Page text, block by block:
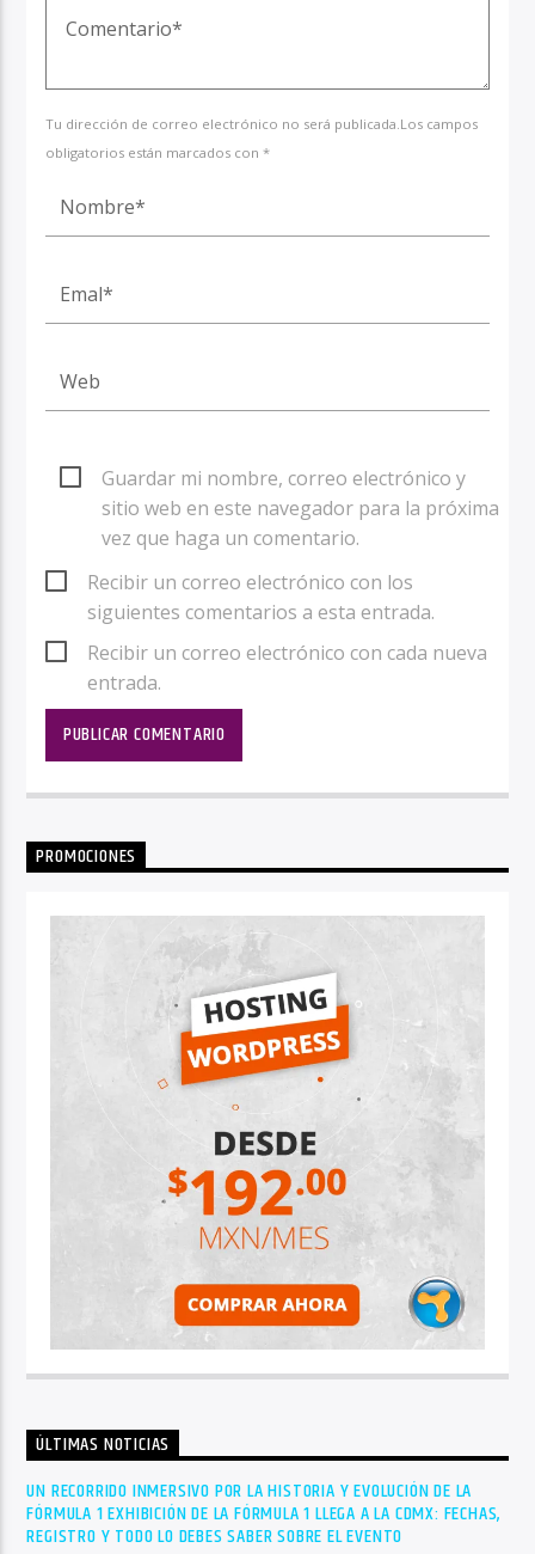
Tu dirección de correo electrónico no será publicada.Los campos
obligatorios están marcados con *
Guardar mi nombre, correo electrónico y
sitio web en este navegador para la próxima
vez que haga un comentario.
Recibir un correo electrónico con los
siguientes comentarios a esta entrada.
Recibir un correo electrónico con cada nueva
entrada.
PROMOCIONES
ÚLTIMAS NOTICIAS
UN RECORRIDO INMERSIVO POR LA HISTORIA Y EVOLUCIÓN DE LA
FÓRMULA 1 EXHIBICIÓN DE LA FÓRMULA 1 LLEGA A LA CDMX: FECHAS,
REGISTRO Y TODO LO DEBES SABER SOBRE EL EVENTO